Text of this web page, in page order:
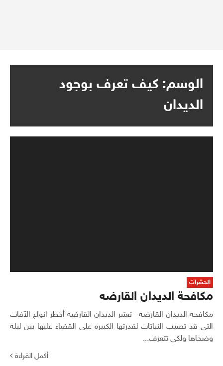
الوسم: كيف تعرف بوجود
الديدان
الحشرات
مكافحة الديدان القارضه
مكافحة الديدان القارضه تعتبر الديدان القارضة أخطر انواع الآفات
التي قد تصيب النباتات لقدرتها الكبيره على القضاء عليها بين ليلة
وضحاها ولكي تتعرف...
أكمل القراءة